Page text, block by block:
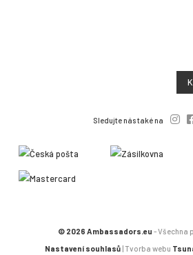
Sledujte nás také na
© 2026 Ambassadors.eu - Všechna
Nastavení souhlasů| Tvorba webu